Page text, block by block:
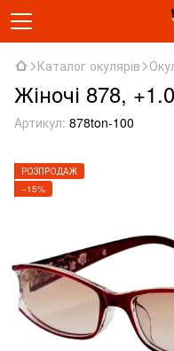
Каталог окулярів
Жіночі 878,
Артикул: 878ton-100
РОЗПРОДАЖ
−15%